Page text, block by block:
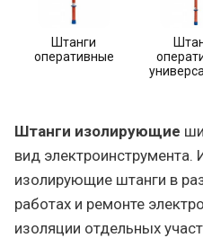
Штанги
оперативные
Штанги изолирующие
вид электроинструмента.
изолирующие штанги в
работах и ремонте
изоляции отдельных